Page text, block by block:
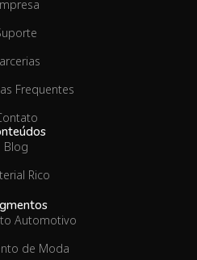
Frequentes
Blog
Rico
Automotivo
de Moda